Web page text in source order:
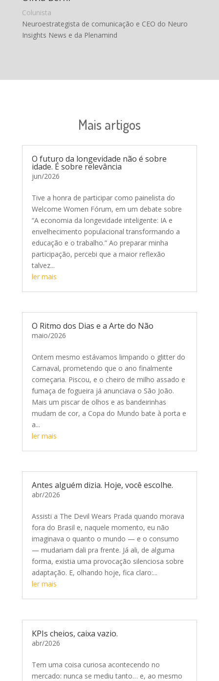
Colunista
Neuroestrategista de comunicação e CEO do Neuro
Insights News e da Plenamind
Mais artigos
O futuro da longevidade não é sobre
idade. É sobre relevância
jun/2026
Tive a honra de participar como painelista do
Welcome Women Fórum, em um debate sobre
“A economia da longevidade inteligente: IA e
envelhecimento populacional transformando a
educação e o trabalho.” Ao preparar minha
participação, percebi que a maior reflexão
talvez...
ler mais
O Ritmo dos Dias e a Arte do Não
maio/2026
Ontem mesmo estávamos limpando o glitter do
Carnaval, prometendo que o ano finalmente
começaria. Piscou, e o cheiro de milho assado e
fumaça de fogueira já anunciava o São João.
Mais um piscar de olhos e as bandeirinhas
mudam de cor, a Copa do Mundo bate à porta e
a...
ler mais
Antes alguém dizia. Hoje, você escolhe.
abr/2026
Assisti a The Devil Wears Prada quando morava
fora do Brasil e, naquele momento, eu não
imaginava o quanto o mundo — e o consumo
— mudariam dali pra frente. Já ali, de alguma
forma, existia uma provocação silenciosa sobre
adaptação. E, olhando hoje, fica claro:...
ler mais
KPIs cheios, caixa vazio.
abr/2026
Tem uma coisa curiosa acontecendo no
mercado: nunca se mediu tanto… e, ao mesmo